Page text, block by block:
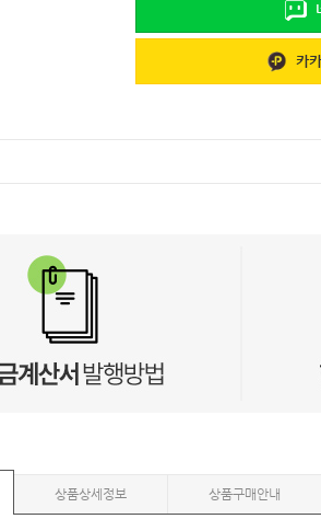
카
상품상세정보 상품구매안내